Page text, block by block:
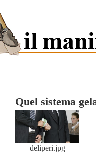
Quel sistema
deliperi.jpg